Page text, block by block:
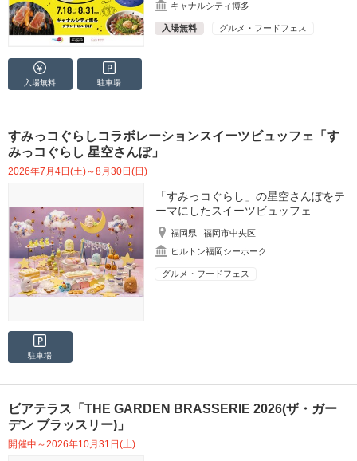
キャナルシティ博多
入場無料 グルメ・フードフェス
入場無料 駐車場
すみっコぐらしコラボレーションスイーツビュッフェ「す
みっコぐらし 星空さんぽ」
2026年7月4日(土)～8月30日(日)
「すみっコぐらし」の星空さんぽをテ
ーマにしたスイーツビュッフェ
福岡県
福岡市中央区
ヒルトン福岡シーホーク
グルメ・フードフェス
駐車場
ビアテラス「THE GARDEN BRASSERIE 2026(ザ・ガー
デン ブラッスリー)」
開催中～2026年10月31日(土)